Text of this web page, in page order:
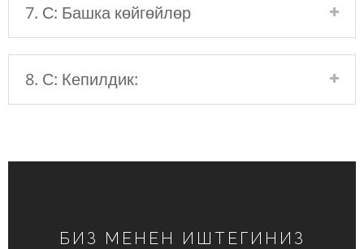
7. С: Башка көйгөйлөр
8. С: Кепилдик:
БИЗ МЕНЕН ИШТЕГИНИЗ